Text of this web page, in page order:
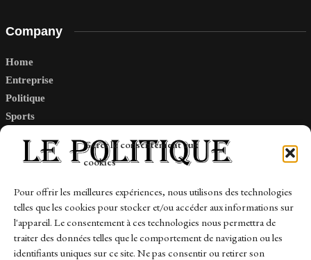
Gérer le consentement aux
cookies
Pour offrir les meilleures expériences, nous utilisons des technologies
telles que les cookies pour stocker et/ou accéder aux informations sur
l'appareil. Le consentement à ces technologies nous permettra de
traiter des données telles que le comportement de navigation ou les
identifiants uniques sur ce site. Ne pas consentir ou retirer son
Company
Home
Entreprise
Politique
Sports
Links
Contact